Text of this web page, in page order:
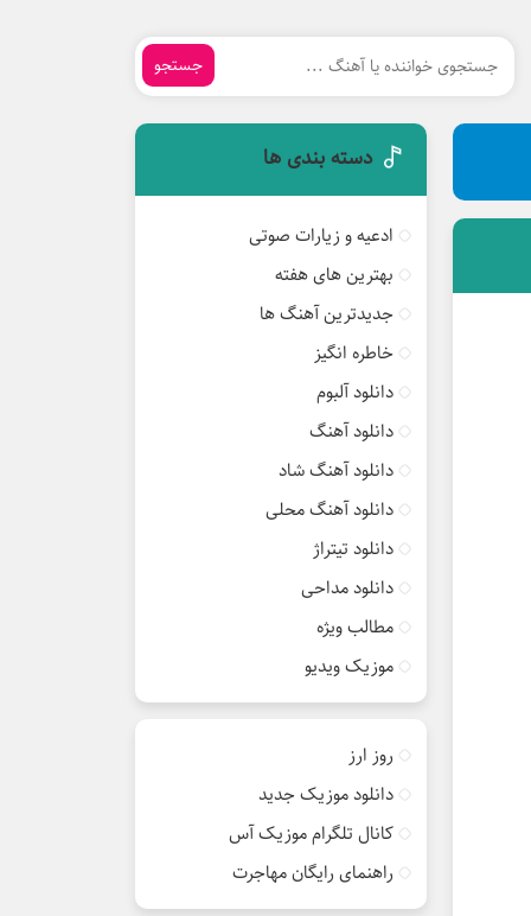
جستجو
دسته بندی ها
ادعیه و زیارات صوتی
بهترین های هفته
جدیدترین آهنگ ها
خاطره انگیز
دانلود آلبوم
دانلود آهنگ
دانلود آهنگ شاد
دانلود آهنگ محلی
دانلود تیتراژ
دانلود مداحی
مطالب ویژه
موزیک ویدیو
روز ارز
دانلود موزیک جدید
کانال تلگرام موزیک آس
راهنمای رایگان مهاجرت